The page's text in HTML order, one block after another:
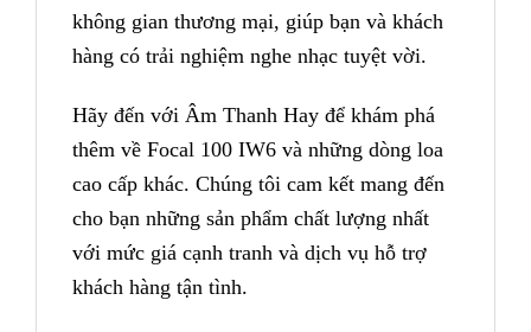
không gian thương mại, giúp bạn và khách
hàng có trải nghiệm nghe nhạc tuyệt vời.
Hãy đến với Âm Thanh Hay để khám phá
thêm về Focal 100 IW6 và những dòng loa
cao cấp khác. Chúng tôi cam kết mang đến
cho bạn những sản phẩm chất lượng nhất
với mức giá cạnh tranh và dịch vụ hỗ trợ
khách hàng tận tình.